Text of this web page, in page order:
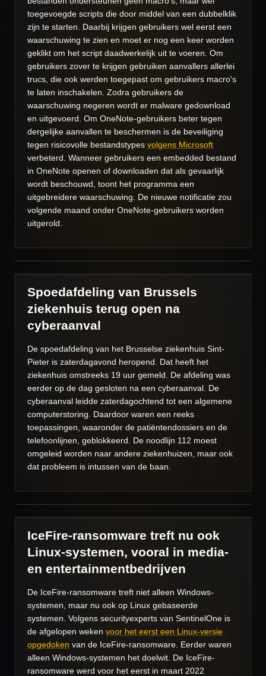
toegevoegde scripts die door middel van een dubbelklik
zijn te starten. Daarbij krijgen gebruikers wel eerst een
waarschuwing te zien en moet er nog een keer worden
geklikt om het script daadwerkelijk uit te voeren. Om
gebruikers zover te krijgen gebruiken aanvallers allerlei
trucs, die ook werden toegepast om gebruikers macro's
te laten inschakelen. Zodra gebruikers de
waarschuwing negeren wordt er malware gedownload
en uitgevoerd. Om OneNote-gebruikers beter tegen
dergelijke aanvallen te beschermen is de beveiliging
tegen risicovolle bestandstypes volgens Microsoft
verbeterd. Wanneer gebruikers een embedded bestand
in OneNote openen of downloaden dat als gevaarlijk
wordt beschouwd, toont het programma een
uitgebreidere waarschuwing. De nieuwe notificatie zou
volgende maand onder OneNote-gebruikers worden
uitgerold.
Spoedafdeling van Brussels
ziekenhuis terug open na
cyberaanval
De spoedafdeling van het Brusselse ziekenhuis Sint-
Pieter is zaterdagavond heropend. Dat heeft het
ziekenhuis omstreeks 19 uur gemeld. De afdeling was
eerder op de dag gesloten na een cyberaanval. De
cyberaanval leidde zaterdagochtend tot een algemene
computerstoring. Daardoor waren een reeks
toepassingen, waaronder de patiëntendossiers en de
telefoonlijnen, geblokkeerd. De noodlijn 112 moest
omgeleid worden naar andere ziekenhuizen, maar ook
dat probleem is intussen van de baan.
IceFire-ransomware treft nu ook
Linux-systemen, vooral in media-
en entertainmentbedrijven
De IceFire-ransomware treft niet alleen Windows-
systemen, maar nu ook op Linux gebaseerde
systemen. Volgens securityexperts van SentinelOne is
de afgelopen weken voor het eerst een Linux-versie
opgedoken van de IceFire-ransomware. Eerder waren
alleen Windows-systemen het doelwit. De IceFire-
ransomware werd voor het eerst in maart 2022